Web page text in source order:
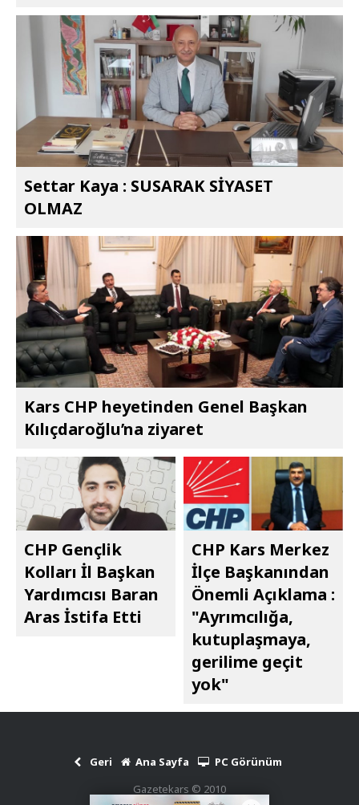
Settar Kaya : SUSARAK SİYASET
OLMAZ
Kars CHP heyetinden Genel Başkan
Kılıçdaroğlu’na ziyaret
CHP Gençlik
Kolları İl Başkan
Yardımcısı Baran
Aras İstifa Etti
CHP Kars Merkez
İlçe Başkanından
Önemli Açıklama :
"Ayrımcılığa,
kutuplaşmaya,
gerilime geçit
yok"
Geri Ana Sayfa
PC Görünüm
Gazetekars © 2010